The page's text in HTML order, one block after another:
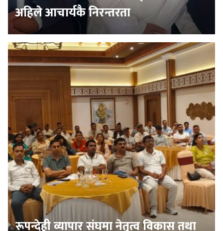
अहिले आचार्यकै निरन्तरता
रूपन्देही व्यापार संघमा नेतृत्व विकास तथा